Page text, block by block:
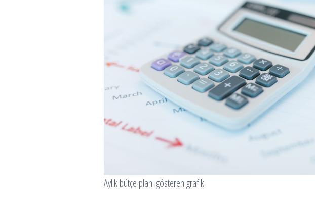
Aylık bütçe planı gösteren grafik